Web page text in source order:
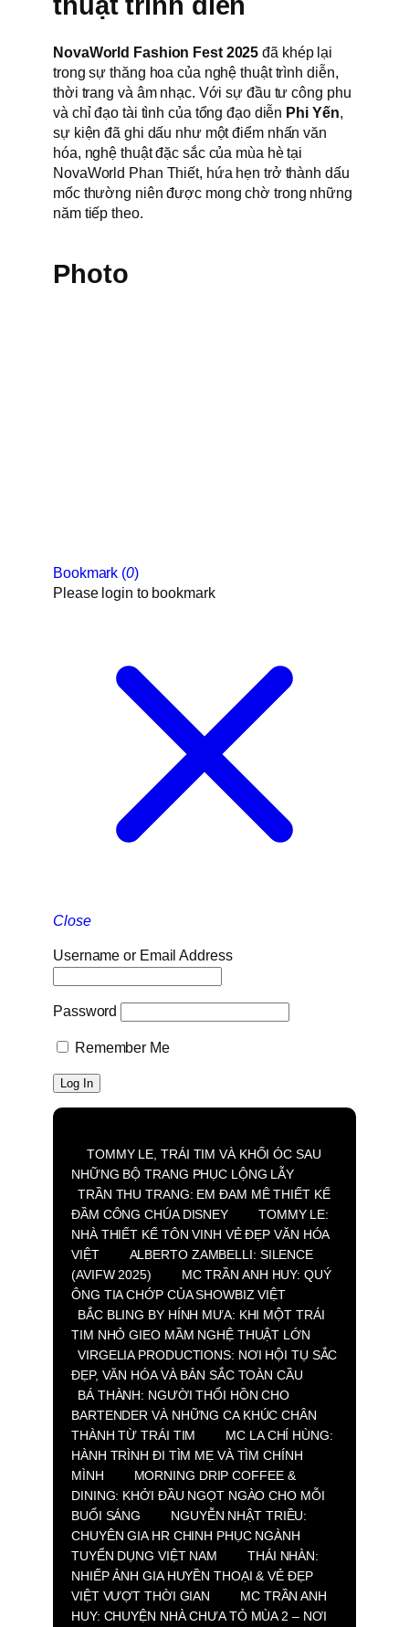
NovaWorld Fashion Fest 2025 đã khép lại
trong sự thăng hoa của nghệ thuật trình diễn,
thời trang và âm nhạc. Với sự đầu tư công phu
và chỉ đạo tài tình của tổng đạo diễn Phi Yến,
sự kiện đã ghi dấu như một điểm nhấn văn
hóa, nghệ thuật đặc sắc của mùa hè tại
NovaWorld Phan Thiết, hứa hẹn trở thành dấu
mốc thường niên được mong chờ trong những
năm tiếp theo.
Photo
Bookmark (0)
Please login to bookmark
Close
Username or Email Address
Password
Remember Me
TOMMY LE, TRÁI TIM VÀ KHỐI ÓC SAU
NHỮNG BỘ TRANG PHỤC LỘNG LẪY
TRẦN THU TRANG: EM ĐAM MÊ THIẾT KẾ
ĐẦM CÔNG CHÚA DISNEY
TOMMY LE:
NHÀ THIẾT KẾ TÔN VINH VẺ ĐẸP VĂN HÓA
VIỆT
ALBERTO ZAMBELLI: SILENCE
(AVIFW 2025)
MC TRẦN ANH HUY: QUÝ
ÔNG TIA CHỚP CỦA SHOWBIZ VIỆT
BẮC BLING BY HÍNH MƯA: KHI MỘT TRÁI
TIM NHỎ GIEO MẦM NGHỆ THUẬT LỚN
VIRGELIA PRODUCTIONS: NƠI HỘI TỤ SẮC
ĐẸP, VĂN HÓA VÀ BẢN SẮC TOÀN CẦU
BÁ THÀNH: NGƯỜI THỔI HỒN CHO
BARTENDER VÀ NHỮNG CA KHÚC CHÂN
THÀNH TỪ TRÁI TIM
MC LA CHÍ HÙNG:
HÀNH TRÌNH ĐI TÌM MẸ VÀ TÌM CHÍNH
MÌNH
MORNING DRIP COFFEE &
DINING: KHỞI ĐẦU NGỌT NGÀO CHO MỖI
BUỔI SÁNG
NGUYỄN NHẬT TRIỀU:
CHUYÊN GIA HR CHINH PHỤC NGÀNH
TUYỂN DỤNG VIỆT NAM
THÁI NHÀN:
NHIẾP ẢNH GIA HUYỀN THOẠI & VẺ ĐẸP
VIỆT VƯỢT THỜI GIAN
MC TRẦN ANH
HUY: CHUYỆN NHÀ CHƯA TỎ MÙA 2 – NƠI